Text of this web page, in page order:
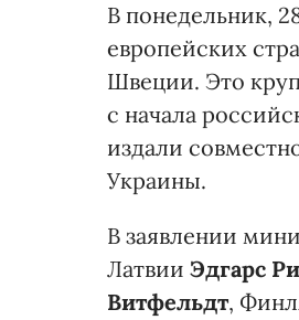
В понедельник,
европейских
Швеции. Это
с начала
издали
Украины.
В заявлении
Латвии Эдгарс
Витфельдт,